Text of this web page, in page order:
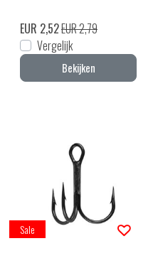
EUR 2,52EUR 2,79
Vergelijk
Bekijken
Sale